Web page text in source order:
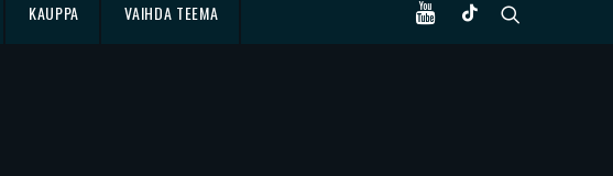
KAUPPA VAIHDA TEEMA